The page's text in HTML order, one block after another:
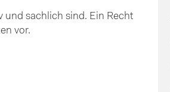
und sachlich sind. Ein Recht
vor.